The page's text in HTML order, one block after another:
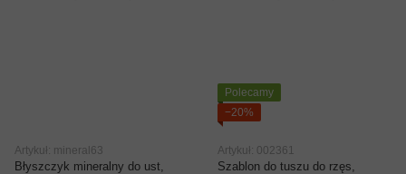
Artykuł: mineral63
Błyszczyk mineralny do ust,
Polecamy
−20%
Artykuł: 002361
Szablon do tuszu do rzęs,